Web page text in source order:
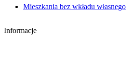
Mieszkania bez wkładu własnego
Informacje